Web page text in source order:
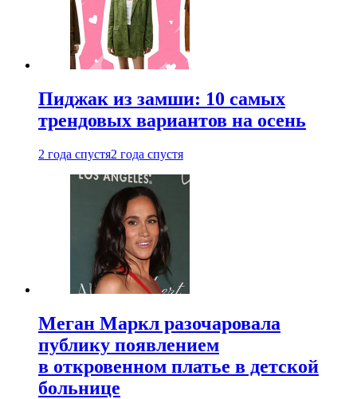
Пиджак из замши: 10 самых
трендовых вариантов на осень
2 года спустя2 года спустя
Меган Маркл разочаровала
публику появлением
в откровенном платье в детской
больнице